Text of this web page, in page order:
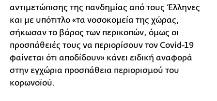
αντιμετώπισης της πανδημίας από τους Έλληνες
και με υπότιτλο «τα νοσοκομεία της χώρας,
σήκωσαν το βάρος των περικοπών, όμως οι
προσπάθειές τους να περιορίσουν τον Covid-19
φαίνεται ότι αποδίδουν» κάνει ειδική αναφορά
στην εγχώρια προσπάθεια περιορισμού του
κορωνοϊού.